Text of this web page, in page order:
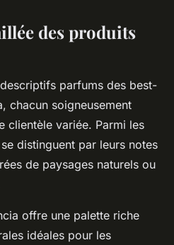
des produits
parfums des best-
chacun soigneusement
clientèle variée. Parmi les
distinguent par leurs notes
de paysages naturels ou
offre une palette riche
idéales pour les